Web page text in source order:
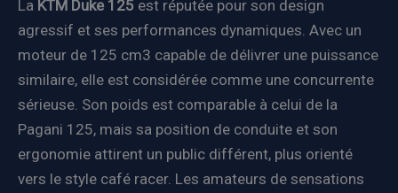
La KTM Duke 125 est réputée pour son design
agressif et ses performances dynamiques. Avec un
moteur de 125 cm3 capable de délivrer une puissance
similaire, elle est considérée comme une concurrente
sérieuse. Son poids est comparable à celui de la
Pagani 125, mais sa position de conduite et son
ergonomie attirent un public différent, plus orienté
vers le style café racer. Les amateurs de sensations